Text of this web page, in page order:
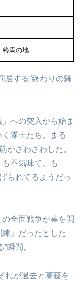
終焉の地
居する“終わりの舞
への突入から始ま
隊士たち。まる
がざわざわした。
不気味で、も
られてるようだっ
全面戦争が幕を開
」だったとした
瞬間。
れが過去と葛藤を